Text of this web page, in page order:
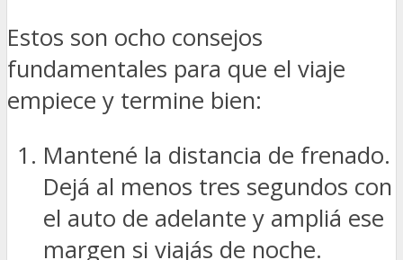
Estos son ocho consejos
fundamentales para que el viaje
empiece y termine bien:
Mantené la distancia de frenado.
Dejá al menos tres segundos con
el auto de adelante y ampliá ese
margen si viajás de noche.